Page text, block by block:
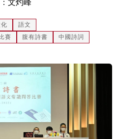
文灼峰
語文
賽
腹有詩書
中國詩詞